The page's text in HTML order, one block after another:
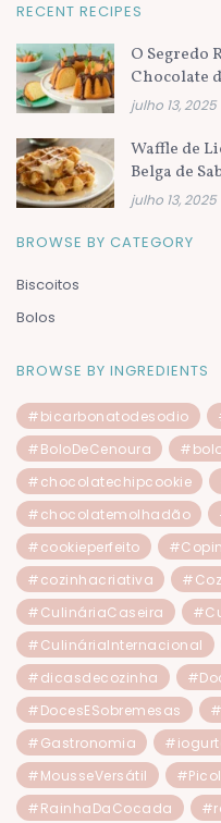
RECENT RECIPES
O Segredo
Chocolate
julho 13, 2025
Waffle de
Belga de
julho 13, 2025
BROWSE BY CATEGORY
Biscoitos
Bolos
BROWSE BY INGREDIENTS
#bicarbonatodesodio
#BoloDeCenoura
#chocolatechipcookie
#chocolatemolhadão
#cookieperfeito
#cozinhacriativa
#CulináriaCaseira
#CulináriaInternacional
#dicasdecozinha
#DocesESobremesas
#Gastronomia
#MousseVersátil
#RainhaDaCocada